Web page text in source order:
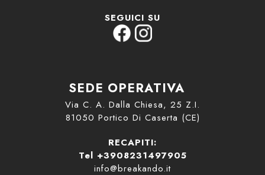
SEGUICI SU
SEDE OPERATIVA
Via C. A. Dalla Chiesa, 25 Z.I.
81050 Portico Di Caserta (CE)
RECAPITI:
Tel +3908231497905
info@breakando.it